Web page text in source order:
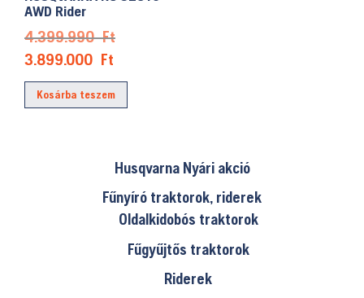
AWD Rider
4.399.990FtOriginal
was:
4.399.990 Ft.
3.899.000 Ft
price
is:
Kosárba teszem
Husqvarna Nyári akció
Fűnyíró traktorok, riderek
Oldalkidobós traktorok
Fűgyűjtős traktorok
Riderek